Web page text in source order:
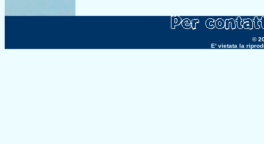
©
E' vietata la